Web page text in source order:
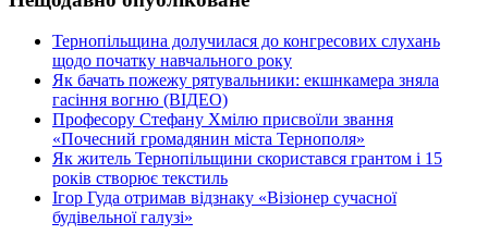
Тернопільщина долучилася до конгресових слухань
щодо початку навчального року
Як бачать пожежу рятувальники: екшнкамера зняла
гасіння вогню (ВІДЕО)
Професору Стефану Хмілю присвоїли звання
«Почесний громадянин міста Тернополя»
Як житель Тернопільщини скористався грантом і 15
років створює текстиль
Ігор Гуда отримав відзнаку «Візіонер сучасної
будівельної галузі»